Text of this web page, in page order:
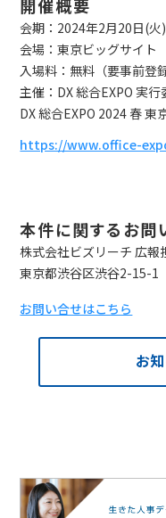
開催概要
会期：2024年2月20日(
会場：東京ビッグサイト
入場料：無料（要事前登録
主催：DX 総合EXPO 実行
DX 総合EXPO 2024 春 東
https://www.office-
本件に関するお問
株式会社ビズリーチ 広報
東京都渋谷区渋谷2-15-1
お問い合せはこちら
お